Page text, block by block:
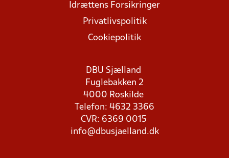
Idrættens Forsikringer
Privatlivspolitik
Cookiepolitik
DBU Sjælland
Fuglebakken 2
4000 Roskilde
Telefon: 4632 3366
CVR: 6369 0015
info@dbusjaelland.dk